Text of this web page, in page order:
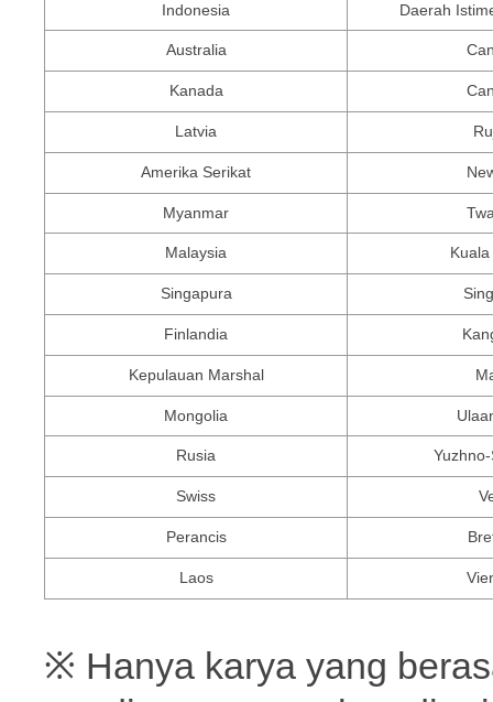
Indonesia Daerah
Australia
Kanada
Latvia
Amerika Serikat
Myanmar
Malaysia
Singapura
Finlandia
Kepulauan Marshal
Mongolia
Rusia
Swiss
Perancis
Laos
※ Hanya karya yang